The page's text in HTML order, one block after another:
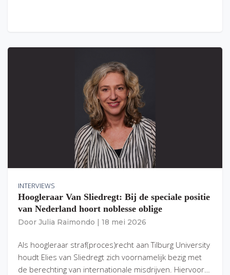
INTERVIEWS
Hoogleraar Van Sliedregt: Bij de speciale positie
van Nederland hoort noblesse oblige
Door Julia Raimondo 18 mei 2026
Als hoogleraar straf(proces)recht aan Tilburg University
houdt Elies van Sliedregt zich voornamelijk bezig met
de berechting van internationale misdrijven. Hiervoor…